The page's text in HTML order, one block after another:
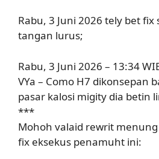
Rabu, 3 Juni 2026 tely bet fix
tangan lurus;
Rabu, 3 Juni 2026 – 13:34
VYa – Como H7 dikonsepan
pasar kalosi migity dia betin
***
Mohoh valaid rewrit
fix eksekus penamuht ini: